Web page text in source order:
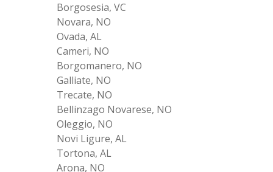
Borgosesia, VC
Novara, NO
Ovada, AL
Cameri, NO
Borgomanero, NO
Galliate, NO
Trecate, NO
Bellinzago Novarese, NO
Oleggio, NO
Novi Ligure, AL
Tortona, AL
Arona, NO